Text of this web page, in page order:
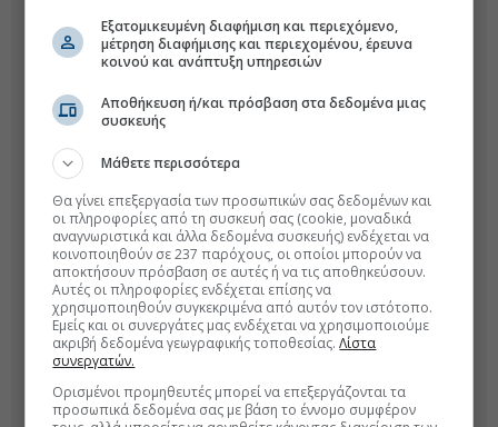
Εξατομικευμένη διαφήμιση και περιεχόμενο,
μέτρηση διαφήμισης και περιεχομένου, έρευνα
κοινού και ανάπτυξη υπηρεσιών
Αποθήκευση ή/και πρόσβαση στα δεδομένα μιας
συσκευής
Μάθετε περισσότερα
Θα γίνει επεξεργασία των προσωπικών σας δεδομένων και
οι πληροφορίες από τη συσκευή σας (cookie, μοναδικά
αναγνωριστικά και άλλα δεδομένα συσκευής) ενδέχεται να
κοινοποιηθούν σε 237 παρόχους, οι οποίοι μπορούν να
αποκτήσουν πρόσβαση σε αυτές ή να τις αποθηκεύσουν.
Αυτές οι πληροφορίες ενδέχεται επίσης να
χρησιμοποιηθούν συγκεκριμένα από αυτόν τον ιστότοπο.
Εμείς και οι συνεργάτες μας ενδέχεται να χρησιμοποιούμε
ακριβή δεδομένα γεωγραφικής τοποθεσίας.Λίστα
συνεργατών.
Ορισμένοι προμηθευτές μπορεί να επεξεργάζονται τα
προσωπικά δεδομένα σας με βάση το έννομο συμφέρον